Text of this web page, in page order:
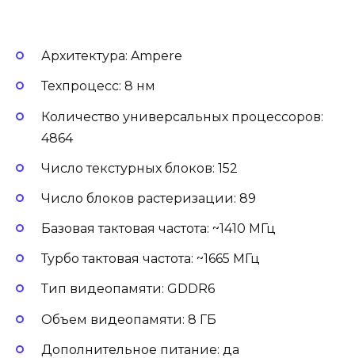
Архитектура: Ampere
Техпроцесс: 8 нм
Количество универсальных процессоров:
4864
Число текстурных блоков: 152
Число блоков растеризации: 89
Базовая тактовая частота: ~1410 МГц
Турбо тактовая частота: ~1665 МГц
Тип видеопамяти: GDDR6
Объем видеопамяти: 8 ГБ
Дополнительное питание: да